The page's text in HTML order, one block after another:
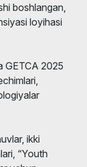
boshlangan,
loyihasi
GETCA 2025
ikki
“Youth